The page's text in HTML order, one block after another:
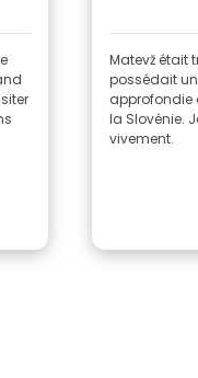
Matevž était
possédait
approfondie
la Slovénie.
vivement.